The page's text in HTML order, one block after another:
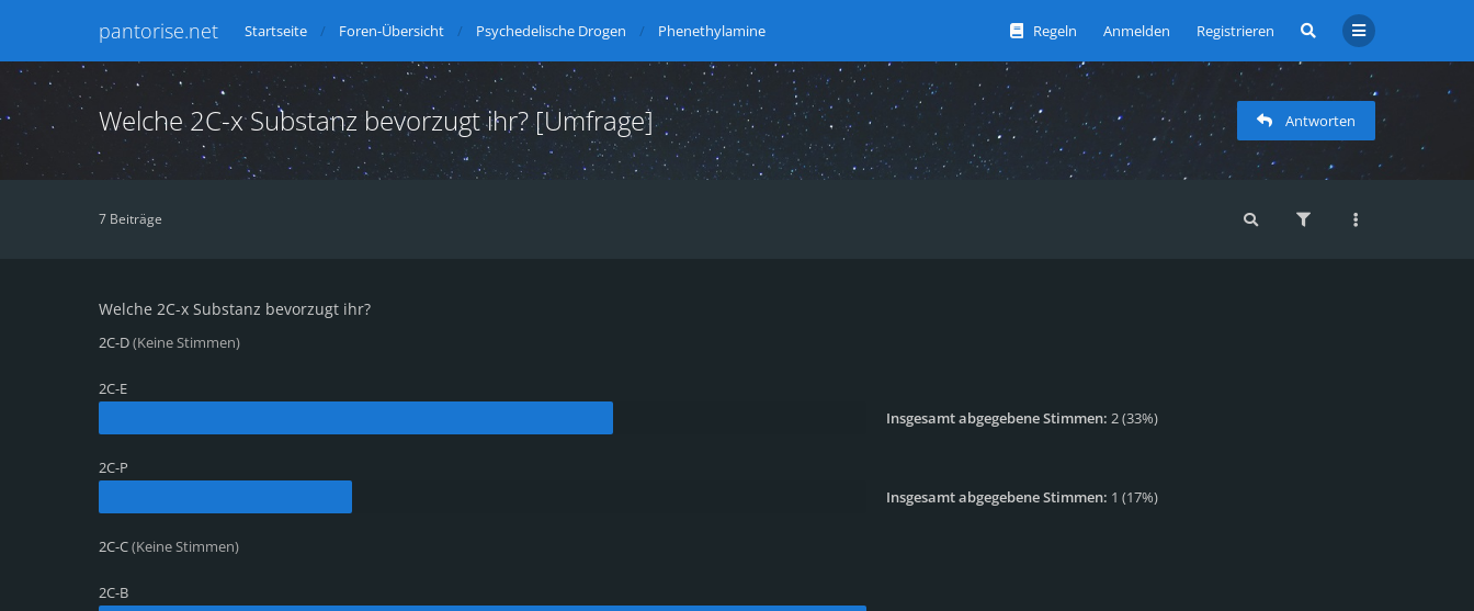
pantorise.net Regeln Anmelden Registrieren
Startseite Foren-Übersicht Psychedelische Drogen Phenethylamine
Welche 2C-x Substanz bevorzugt ihr? [Umfrage] Antworten
7 Beiträge
Welche 2C-x Substanz bevorzugt ihr?
2C-D(Keine Stimmen)
2C-E
Insgesamt abgegebene Stimmen: 2(33%)
2C-P
Insgesamt abgegebene Stimmen: 1 (17%)
2C-C(Keine Stimmen)
2C-B